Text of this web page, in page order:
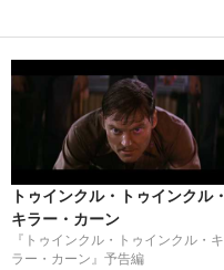
トゥインクル・トゥインクル・
キラー・カーン
『トゥインクル・トゥインクル・キ
ラー・カーン』予告編